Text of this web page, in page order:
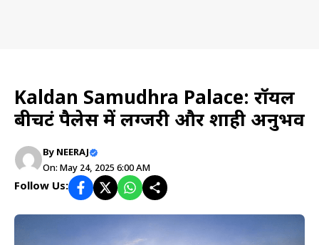
Kaldan Samudhra Palace: रॉयल
बीचफ्रंट पैलेस में लग्जरी और शाही अनुभव
By NEERAJ
On: May 24, 2025 6:00 AM
Follow Us: